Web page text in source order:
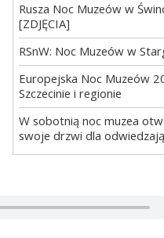
Rusza Noc Muzeów w
[ZDJĘCIA]
RSnW: Noc Muzeów w
Europejska Noc Muzeów
Szczecinie i regionie
W sobotnią noc muzea
swoje drzwi dla